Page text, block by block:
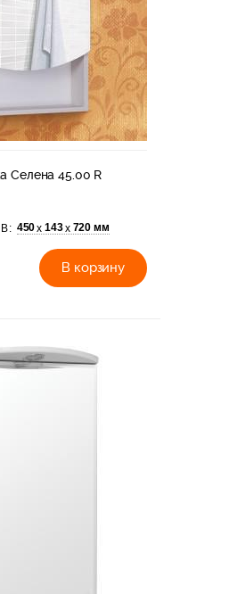
Селена 45.00 R
450х 143х 720 мм
В корзину